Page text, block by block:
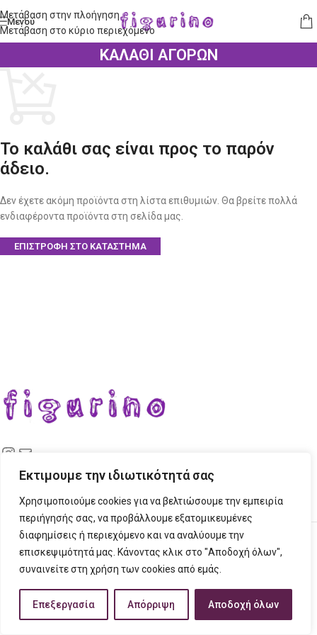
Εκτιμουμε την ιδιωτικότητά σας
Χρησιμοποιούμε cookies για να βελτιώσουμε την εμπειρία
περιήγησής σας, να προβάλλουμε εξατομικευμένες
διαφημίσεις ή περιεχόμενο και να αναλύουμε την
επισκεψιμότητά μας. Κάνοντας κλικ στο "Αποδοχή όλων",
συναινείτε στη χρήση των cookies από εμάς.
Επεξεργασία Απόρριψη Αποδοχή όλων
Μετάβαση στην πλοήγηση
Μετάβαση στο κύριο περιεχόμενο
Μενού
ΚΑΛΆΘΙ ΑΓΟΡΏΝ
Το καλάθι σας είναι προς το παρόν
άδειο.
Δεν έχετε ακόμη προϊόντα στη λίστα επιθυμιών. Θα βρείτε πολλά
ενδιαφέροντα προϊόντα στη σελίδα μας.
ΕΠΙΣΤΡΟΦΉ ΣΤΟ ΚΑΤΆΣΤΗΜΑ
ΣΤΟΙΧΕΙΑ ΕΠΙΚΟΙΝΩΝΙΑΣ
ΠΛΗΡΟΦΟΡΙΕΣ
FIGURINO 2023 CREATED BYTech PlaceCreative Ideas Creative Solutions.